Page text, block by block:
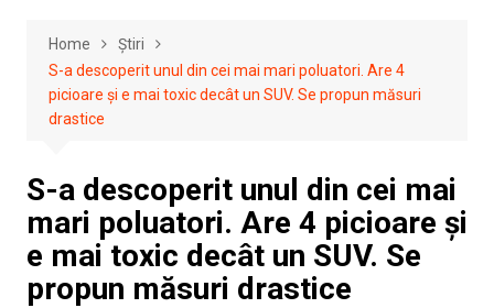
Home
Știri
S-a descoperit unul din cei mai mari poluatori. Are 4
picioare și e mai toxic decât un SUV. Se propun măsuri
drastice
S-a descoperit unul din cei mai
mari poluatori. Are 4 picioare și
e mai toxic decât un SUV. Se
propun măsuri drastice